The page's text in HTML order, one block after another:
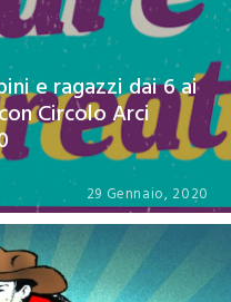
e ragazzi dai 6 ai
Circolo Arci
29 Gennaio, 2020